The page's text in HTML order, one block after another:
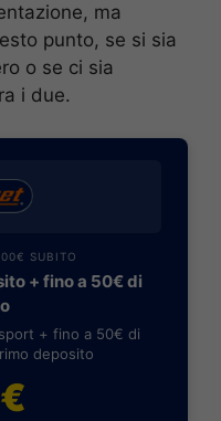
ma
punto, se si sia
o se ci sia
i due.
SUBITO
+ fino a 50€ di
+ fino a 50€ di
deposito